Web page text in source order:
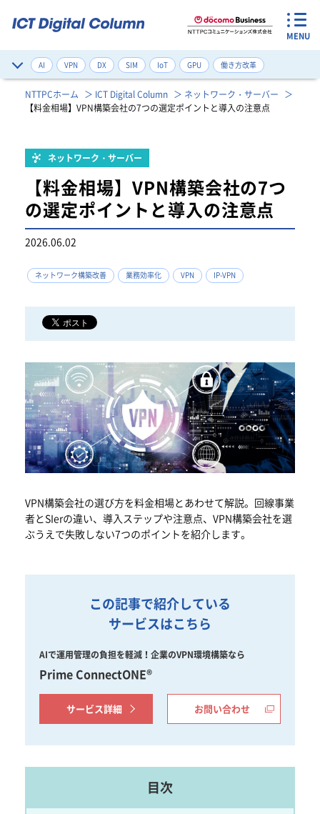
MENU
AI VPN DX SIM IoT GPU 働き方改革
サイバー攻撃対策 デジタルツイン ネットワーク構築改善
ゼロトラスト 健康管理 注目のワード一覧
NTTPCホーム ICT Digital Column
ネットワーク・サーバー
【料金相場】VPN構築会社の7つの選定ポイントと導入の注意点
ネットワーク・サーバー
【料金相場】VPN構築会社の7つ
の選定ポイントと導入の注意点
2026.06.02
ネットワーク構築改善 業務効率化 VPN IP-VPN
VPN構築会社の選び方を料金相場とあわせて解説。回線事業
者とSIerの違い、導入ステップや注意点、VPN構築会社を選
ぶうえで失敗しない7つのポイントを紹介します。
この記事で紹介している
サービスはこちら
AIで運用管理の負担を軽減！企業のVPN環境構築なら
Prime ConnectONE®
サービス詳細 お問い合わせ
目次